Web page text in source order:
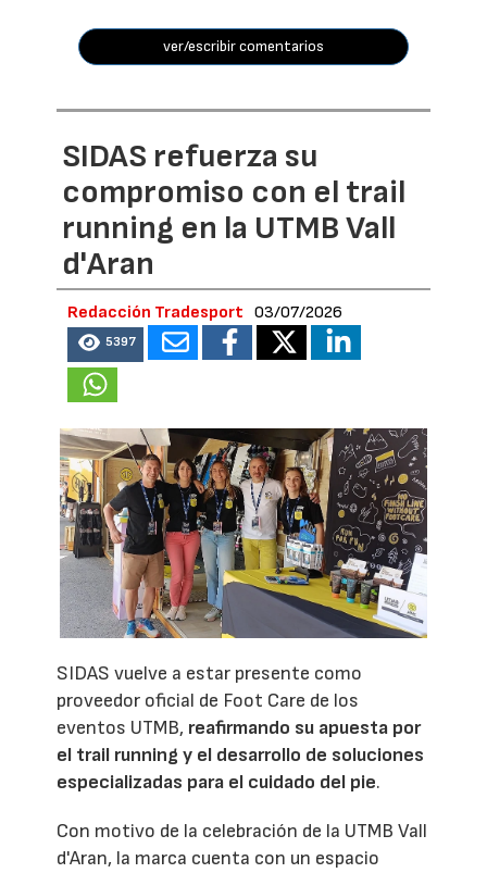
ver/escribir comentarios
SIDAS refuerza su
compromiso con el trail
running en la UTMB Vall
d'Aran
Redacción Tradesport 03/07/2026
5397
SIDAS vuelve a estar presente como
proveedor oficial de Foot Care de los
eventos UTMB, reafirmando su apuesta por
el trail running y el desarrollo de soluciones
especializadas para el cuidado del pie.
Con motivo de la celebración de la UTMB Vall
d'Aran, la marca cuenta con un espacio